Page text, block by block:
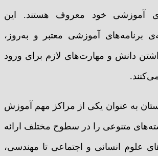
آموزشی خود معروف هستند. این
برنامه‌های آموزشی معتبر و به‌روز،
دانش و مهارت‌های لازم برای ورود
به عنوان یکی از مراکز مهم آموزش
متنوعی را در سطوح مختلف ارائه
علوم انسانی و اجتماعی تا مهندسی،